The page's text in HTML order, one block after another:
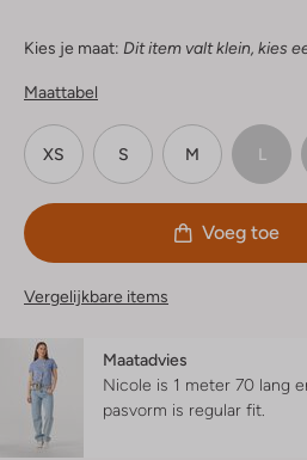
Kies je maat: Dit item valt klein, kies
Maattabel
XS S M L
Voeg toe
Vergelijkbare items
Maatadvies
Nicole is 1 meter 70 lang
pasvorm is regular fit